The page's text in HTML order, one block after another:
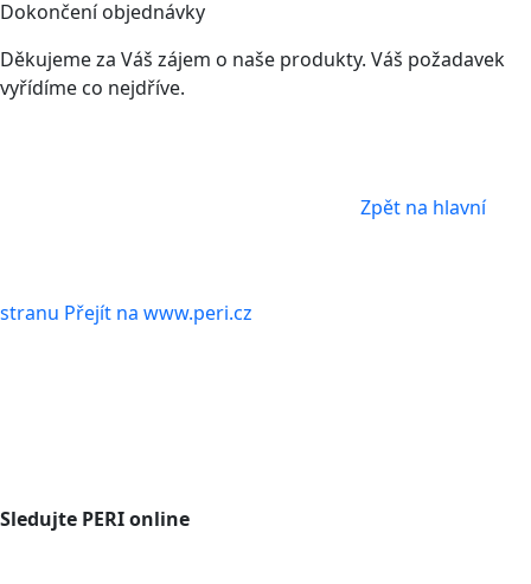
Dokončení objednávky
Děkujeme za Váš zájem o naše produkty. Váš požadavek
vyřídíme co nejdříve.
Zpět na hlavní
stranu Přejít na www.peri.cz
Sledujte PERI online